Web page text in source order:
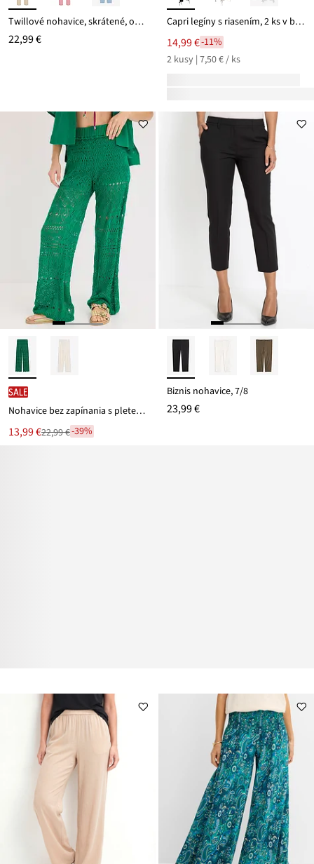
Twillové nohavice, skrátené, obnosený vzhľad
22,99 €
Capri legíny s riasením, 2 ks v balení
14,99 €-11%
2 kusy | 7,50 € / ks
SALE
Nohavice bez zapínania s pleteným dierkovaným vzorom
Nová
cena
13,99 €
Zľava 22,99 €-39%
Biznis nohavice, 7/8
23,99 €